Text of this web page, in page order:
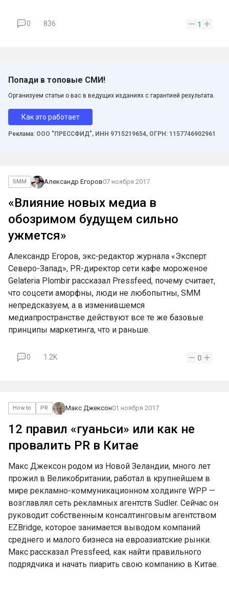
0 836 1
Попади в топовые СМИ!
Организуем статьи о вас в ведущих изданиях с гарантией результата.
Как это работает
Реклама: ООО "ПРЕССФИД", ИНН 9715219654, ОГРН: 1157746902961
SMM Александр Егоров07 ноября 2017
«Влияние новых медиа в
обозримом будущем сильно
ужмется»
Александр Егоров, экс-редактор журнала «Эксперт
Северо-Запад», PR-директор сети кафе мороженое
Gelateria Plombir рассказал Pressfeed, почему считает,
что соцсети аморфны, люди не любопытны, SMM
непредсказуем, а в изменившемся
медиапространстве действуют все те же базовые
принципы маркетинга, что и раньше.
0 1.2K 0
How to PR Макс Джексон01 ноября 2017
12 правил «гуаньси» или как не
провалить PR в Китае
Макс Джексон родом из Новой Зеландии, много лет
прожил в Великобритании, работал в крупнейшем в
мире рекламно-коммуникационном холдинге WPP —
возглавлял сеть рекламных агентств Sudler. Сейчас он
руководит собственным консалтинговым агентством
EZBridge, которое занимается выводом компаний
среднего и малого бизнеса на евроазиатские рынки.
Макс рассказал Pressfeed, как найти правильного
подрядчика и начать пиарить свою компанию в Китае.